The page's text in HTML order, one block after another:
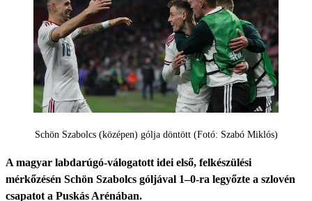
Schön Szabolcs (középen) gólja döntött (Fotó: Szabó Miklós)
A magyar labdarúgó-válogatott idei első, felkészülési
mérkőzésén Schön Szabolcs góljával 1–0-ra legyőzte a szlovén
csapatot a Puskás Arénában.